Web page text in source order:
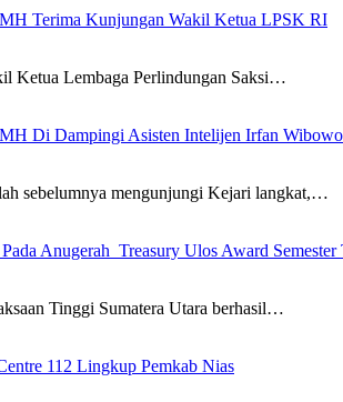
Terima Kunjungan Wakil Ketua LPSK RI
Ketua Lembaga Perlindungan Saksi…
Di Dampingi Asisten Intelijen Irfan
sebelumnya mengunjungi Kejari langkat,…
Anugerah Treasury Ulos Award Semester
Tinggi Sumatera Utara berhasil…
112 Lingkup Pemkab Nias